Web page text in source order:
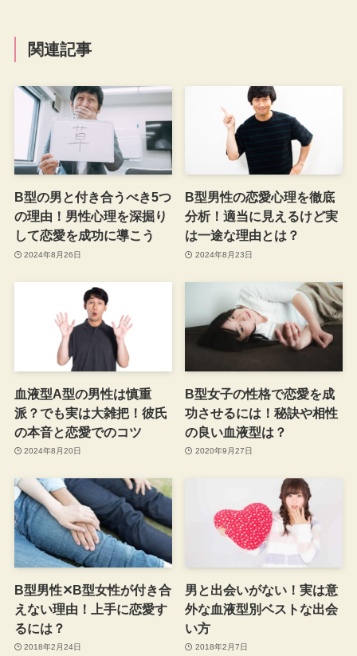
関連記事
B型の男と付き合うべき5つ
の理由！男性心理を深掘り
して恋愛を成功に導こう
2024年8月26日
B型男性の恋愛心理を徹底
分析！適当に見えるけど実
は一途な理由とは？
2024年8月23日
血液型A型の男性は慎重
派？でも実は大雑把！彼氏
の本音と恋愛でのコツ
2024年8月20日
B型女子の性格で恋愛を成
功させるには！秘訣や相性
の良い血液型は？
2020年9月27日
B型男性✕B型女性が付き合
えない理由！上手に恋愛す
るには？
2018年2月24日
男と出会いがない！実は意
外な血液型別ベストな出会
い方
2018年2月7日